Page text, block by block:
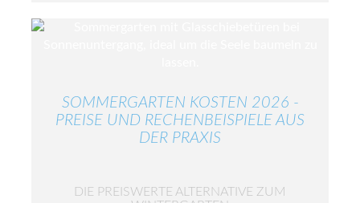
SOMMERGARTEN KOSTEN 2026 -
PREISE UND RECHENBEISPIELE AUS
DER PRAXIS
DIE PREISWERTE ALTERNATIVE ZUM